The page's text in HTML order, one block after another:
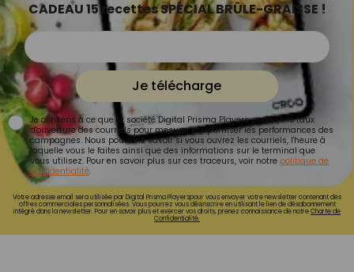
CADEAU 15 recettes SPÉCIAL BRÛLE-GRAISSE !
Je télécharge
Je consens à ce que la société Digital Prisma Players analyse le taux
d'ouverture des courriels pour mesurer et optimiser les performances des
campagnes. Nous pourrons savoir si vous ouvrez les courriels, l'heure à
laquelle vous le faites ainsi que des informations sur le terminal que
vous utilisez. Pour en savoir plus sur ces traceurs, voir notre politique de
confidentialité.
Votre adresse email sera utilisée par Digital Prisma Playerspour vous envoyer votre newsletter contenant des
offres commerciales personnalisées. Vous pourrez vous désinscrire en utilisant le lien de désabonnement
intégré dans la newsletter. Pour en savoir plus et exercer vos droits, prenez connaissance de notreCharte de
Confidentialité.